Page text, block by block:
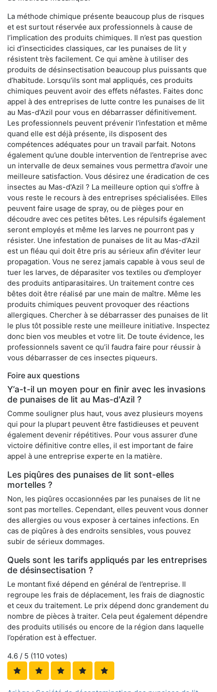
La méthode chimique présente beaucoup plus de risques
et est surtout réservée aux professionnels à cause de
l’implication des produits chimiques. Il n’est pas question
ici d’insecticides classiques, car les punaises de lit y
résistent très facilement. Ce qui amène à utiliser des
produits de désinsectisation beaucoup plus puissants que
d’habitude. Lorsqu’ils sont mal appliqués, ces produits
chimiques peuvent avoir des effets néfastes. Faites donc
appel à des entreprises de lutte contre les punaises de lit
au Mas-d'Azil pour vous en débarrasser définitivement.
Les professionnels peuvent prévenir l'infestation et même
quand elle est déjà présente, ils disposent des
compétences adéquates pour un travail parfait. Notons
également qu’une double intervention de l’entreprise avec
un intervalle de deux semaines vous permettra d’avoir une
meilleure satisfaction. Vous désirez une éradication de ces
insectes au Mas-d'Azil ? La meilleure option qui s’offre à
vous reste le recours à des entreprises spécialisées. Elles
peuvent faire usage de spray, ou de pièges pour en
découdre avec ces petites bêtes. Les répulsifs également
seront employés et même les larves ne pourront pas y
résister. Une infestation de punaises de lit au Mas-d'Azil
est un fléau qui doit être pris au sérieux afin d’éviter leur
propagation. Vous ne serez jamais capable à vous seul de
tuer les larves, de déparasiter vos textiles ou d’employer
des produits antiparasitaires. Un traitement contre ces
bêtes doit être réalisé par une main de maître. Même les
produits chimiques peuvent provoquer des réactions
allergiques. Chercher à se débarrasser des punaises de lit
le plus tôt possible reste une meilleure initiative. Inspectez
donc bien vos meubles et votre lit. De toute évidence, les
professionnels savent ce qu’il faudra faire pour réussir à
vous débarrasser de ces insectes piqueurs.
Foire aux questions
Y’a-t-il un moyen pour en finir avec les invasions
de punaises de lit au Mas-d'Azil ?
Comme souligner plus haut, vous avez plusieurs moyens
qui pour la plupart peuvent être fastidieuses et peuvent
également devenir répétitives. Pour vous assurer d’une
victoire définitive contre elles, il est important de faire
appel à une entreprise experte en la matière.
Les piqûres des punaises de lit sont-elles
mortelles ?
Non, les piqûres occasionnées par les punaises de lit ne
sont pas mortelles. Cependant, elles peuvent vous donner
des allergies ou vous exposer à certaines infections. En
cas de piqûres à des endroits sensibles, vous pouvez
subir de sérieux dommages.
Quels sont les tarifs appliqués par les entreprises
de désinsectisation ?
Le montant fixé dépend en général de l’entreprise. Il
regroupe les frais de déplacement, les frais de diagnostic
et ceux du traitement. Le prix dépend donc grandement du
nombre de pièces à traiter. Cela peut également dépendre
des produits utilisés ou encore de la région dans laquelle
l’opération est à effectuer.
4.6 / 5 (110 votes)